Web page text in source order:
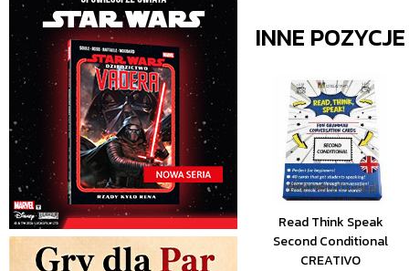
INNE
Read Think Speak
Second Conditional
CREATIVO